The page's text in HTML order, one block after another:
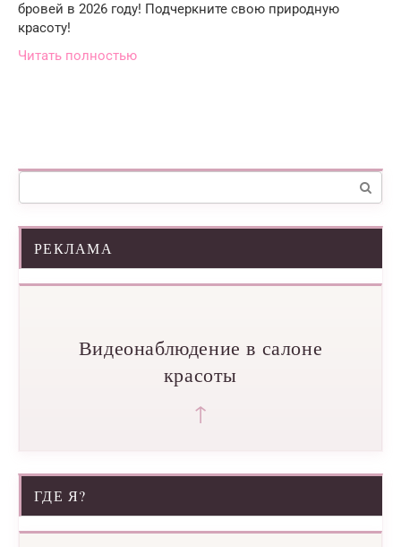
бровей в 2026 году! Подчеркните свою природную
красоту!
Читать полностью
Поиск:
РЕКЛАМА
Видеонаблюдение в салоне
красоты
↑
ГДЕ Я?